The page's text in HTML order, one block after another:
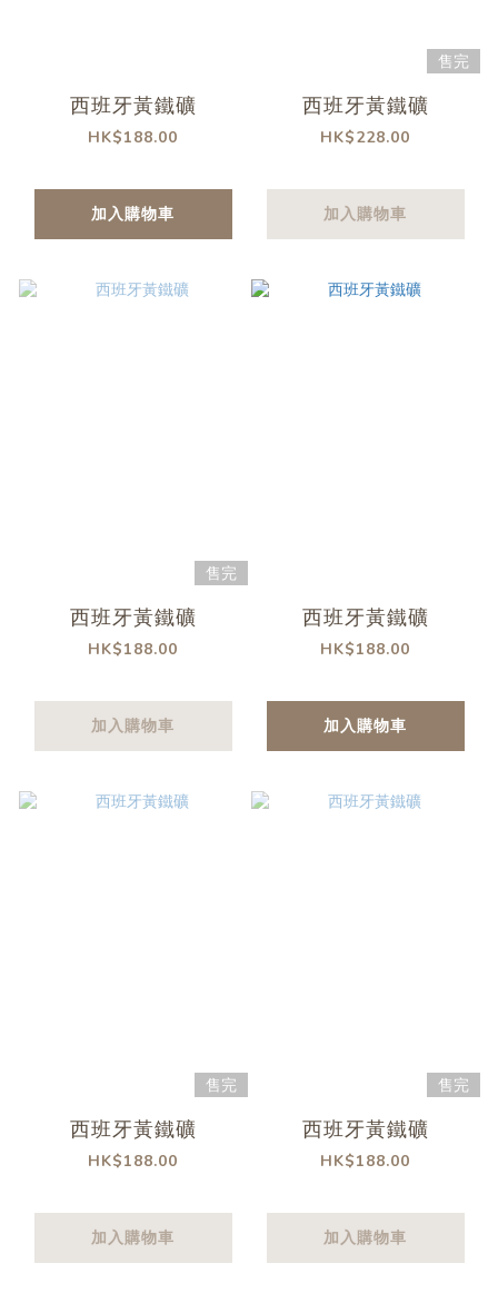
西班牙黃鐵礦
HK$188.00
加入購物車
售完
西班牙黃鐵礦
HK$228.00
加入購物車
售完
西班牙黃鐵礦
HK$188.00
加入購物車
西班牙黃鐵礦
HK$188.00
加入購物車
售完
西班牙黃鐵礦
HK$188.00
加入購物車
售完
西班牙黃鐵礦
HK$188.00
加入購物車